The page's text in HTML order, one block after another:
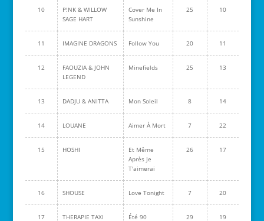
10
P!NK & WILLOW
SAGE HART
Cover Me In
Sunshine
25 10
11 IMAGINE DRAGONS Follow You 20 11
12
FAOUZIA & JOHN
LEGEND
Minefields 25 13
13 DADJU & ANITTA Mon Soleil 8 14
14 LOUANE Aimer À Mort 7 22
15 HOSHI
Et Même
Après Je
T'aimerai
26 17
16 SHOUSE Love Tonight 7 20
17 THERAPIE TAXI Été 90 29 19